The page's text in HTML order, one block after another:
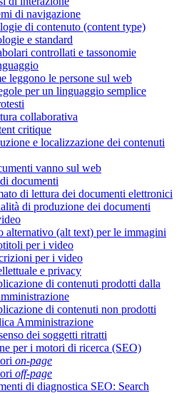
di navigazione
di contenuto (content type)
e standard
controllati e tassonomie
leggono le persone sul web
per un linguaggio semplice
collaborativa
critique
e localizzazione dei contenuti
vanno sul web
documenti
di lettura dei documenti elettronici
di produzione dei documenti
alternativo (alt text) per le immagini
per i video
per i video
e privacy
di contenuti prodotti dalla
di contenuti non prodotti
Amministrazione
dei soggetti ritratti
per i motori di ricerca (SEO)
on-page
off-page
di diagnostica SEO: Search